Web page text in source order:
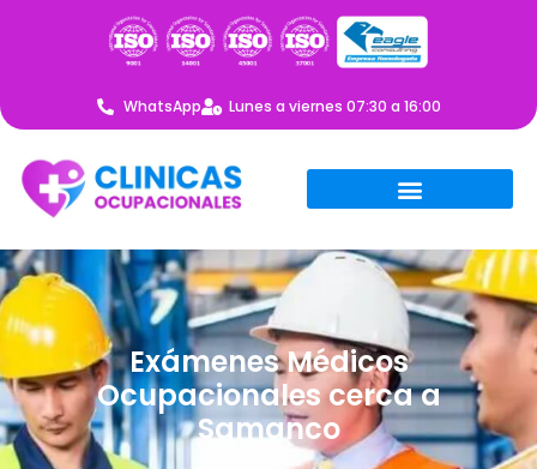
WhatsApp Lunes a viernes 07:30 a 16:00
Exámenes Médicos
Ocupacionales cerca a
Samanco